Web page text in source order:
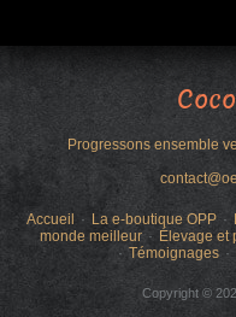
Progressons ensemble
Accueil La e-boutique OPP
monde meilleur
Élevage et
Témoignages
Copyright ©